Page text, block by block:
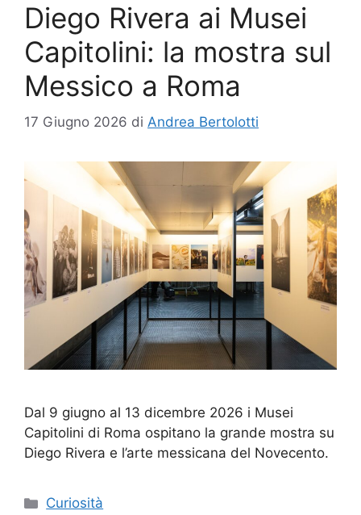
Diego Rivera ai Musei
Capitolini: la mostra sul
Messico a Roma
17 Giugno 2026 di Andrea Bertolotti
Dal 9 giugno al 13 dicembre 2026 i Musei
Capitolini di Roma ospitano la grande mostra su
Diego Rivera e l’arte messicana del Novecento.
Categorie
Curiosità